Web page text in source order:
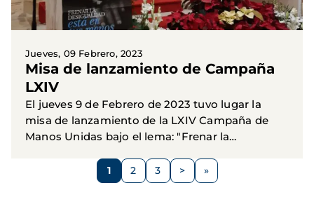
Jueves, 09 Febrero, 2023
Misa de lanzamiento de Campaña
LXIV
El jueves 9 de Febrero de 2023 tuvo lugar la
misa de lanzamiento de la LXIV Campaña de
Manos Unidas bajo el lema: "Frenar la
por el obispo de Segovia, Don...
Página
1 Página
2 Página
3
Siguiente
>